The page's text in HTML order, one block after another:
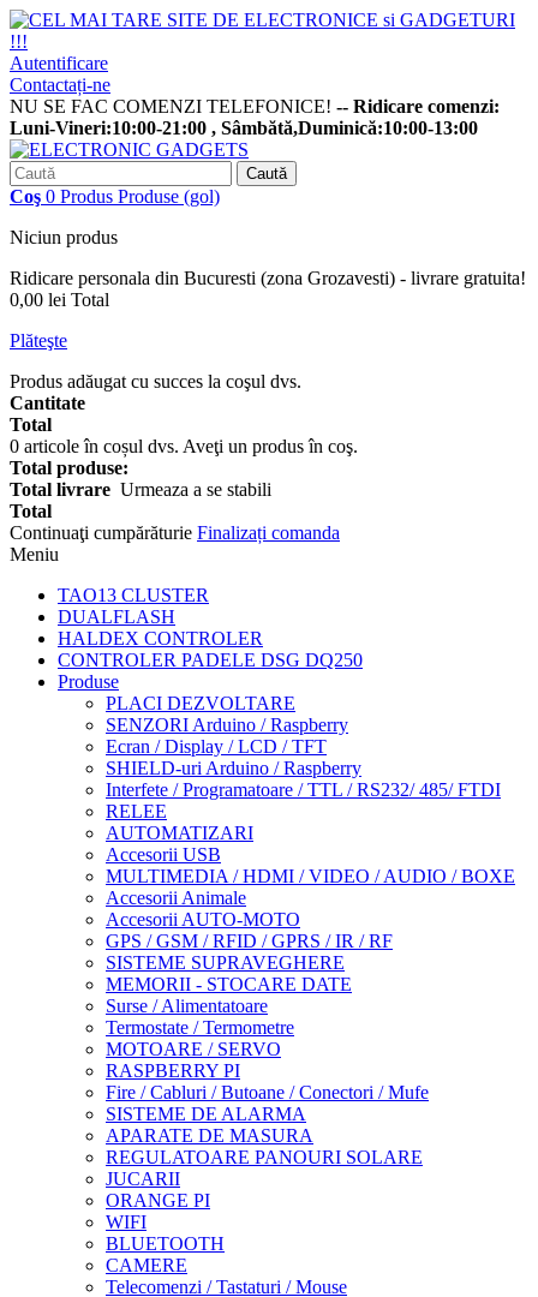
Autentificare
Contactați-ne
NU SE FAC COMENZI TELEFONICE! -- Ridicare comenzi:
Luni-Vineri:10:00-21:00 , Sâmbătă,Duminică:10:00-13:00
Caută
Coş 0 Produs Produse (gol)
Niciun produs
Ridicare personala din Bucuresti (zona Grozavesti) - livrare gratuita!
0,00 lei Total
Plăteşte
Produs adăugat cu succes la coşul dvs.
Cantitate
Total
0 articole în coșul dvs. Aveţi un produs în coş.
Total produse:
Total livrare Urmeaza a se stabili
Total
Continuaţi cumpărăturie Finalizați comanda
Meniu
TAO13 CLUSTER
DUALFLASH
HALDEX CONTROLER
CONTROLER PADELE DSG DQ250
Produse
PLACI DEZVOLTARE
SENZORI Arduino / Raspberry
Ecran / Display / LCD / TFT
SHIELD-uri Arduino / Raspberry
Interfete / Programatoare / TTL / RS232/ 485/ FTDI
RELEE
AUTOMATIZARI
Accesorii USB
MULTIMEDIA / HDMI / VIDEO / AUDIO / BOXE
Accesorii Animale
Accesorii AUTO-MOTO
GPS / GSM / RFID / GPRS / IR / RF
SISTEME SUPRAVEGHERE
MEMORII - STOCARE DATE
Surse / Alimentatoare
Termostate / Termometre
MOTOARE / SERVO
RASPBERRY PI
Fire / Cabluri / Butoane / Conectori / Mufe
SISTEME DE ALARMA
APARATE DE MASURA
REGULATOARE PANOURI SOLARE
JUCARII
ORANGE PI
WIFI
BLUETOOTH
CAMERE
Telecomenzi / Tastaturi / Mouse